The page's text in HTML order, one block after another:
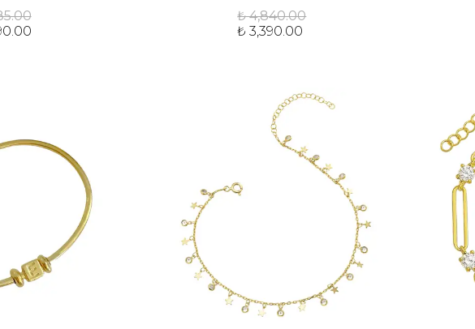
₺ 4,840.00
₺ 3,390.00